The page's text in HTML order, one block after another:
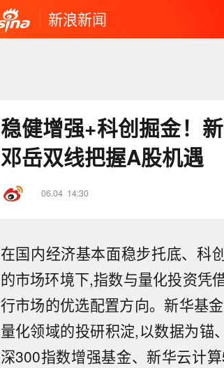
新浪新闻
稳健增强+科创掘金！
邓岳双线把握A股机遇
06.04 14:30
在国内经济基本面稳步托底、科
的市场环境下,指数与量化投资凭
行市场的优选配置方向。新华基
量化领域的投研积淀,以数据为
深300指数增强基金、新华云计